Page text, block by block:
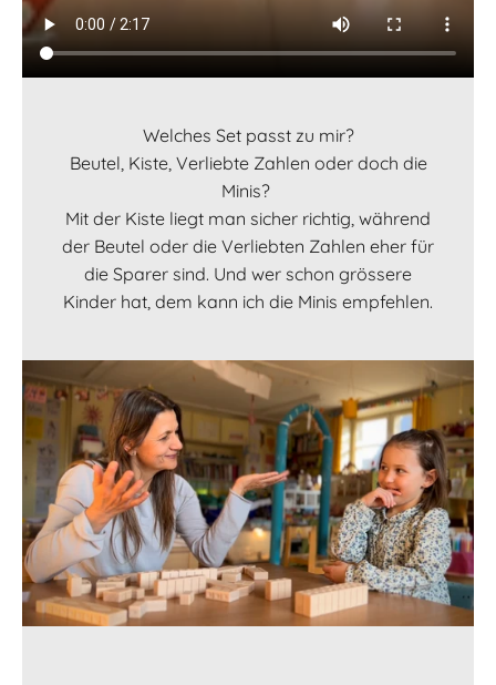
Welches Set passt zu mir?
Beutel, Kiste, Verliebte Zahlen oder doch die
Minis?
Mit der Kiste liegt man sicher richtig, während
der Beutel oder die Verliebten Zahlen eher für
die Sparer sind. Und wer schon grössere
Kinder hat, dem kann ich die Minis empfehlen.